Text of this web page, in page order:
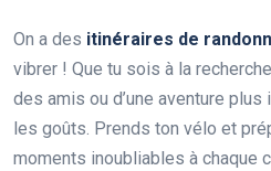
On a des itinéraires de
vibrer ! Que tu sois à la
des amis ou d’une aventure
les goûts. Prends ton vélo et
moments inoubliables à chaque